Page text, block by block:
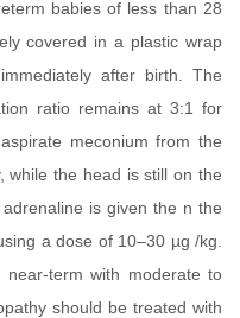
babies of less than 28
covered in a plastic wrap
after birth. The
ratio remains at 3:1 for
meconium from the
while the head is still on the
is given the n the
a dose of 10–30 µg /kg.
term with moderate to
should be treated with